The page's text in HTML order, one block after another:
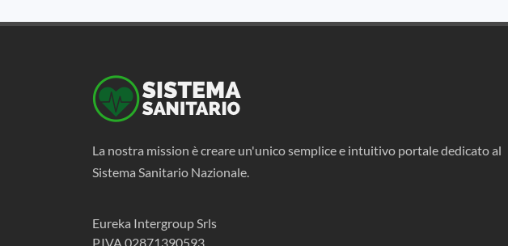
La nostra mission è creare un'unico semplice e intuitivo portale dedicato al
Sistema Sanitario Nazionale.
Eureka Intergroup Srls
P.IVA 02871390593